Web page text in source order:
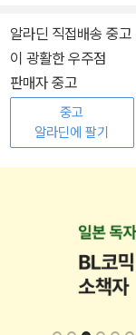
알라딘 직접배송 중고
이 광활한 우주점
판매자 중고
중고
알라딘에 팔기